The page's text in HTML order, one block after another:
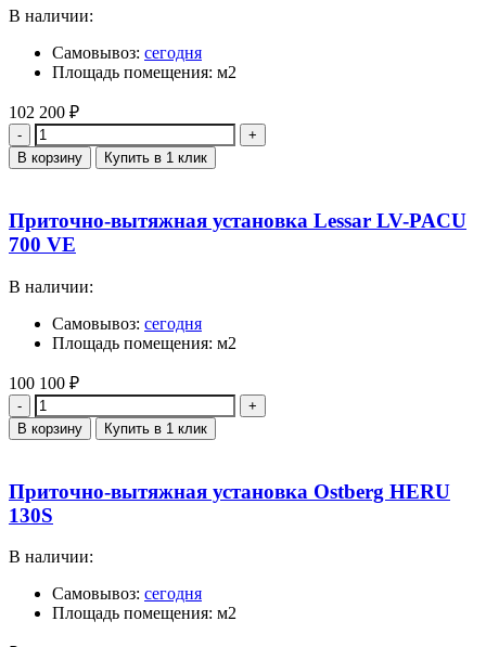
В наличии:
Самовывоз: сегодня
Площадь помещения: м2
102 200 ₽
Количество
В корзину Купить в 1 клик
Приточно-вытяжная установка Lessar LV-PACU
700 VE
В наличии:
Самовывоз: сегодня
Площадь помещения: м2
100 100 ₽
Количество
В корзину Купить в 1 клик
Приточно-вытяжная установка Ostberg HERU
130S
В наличии:
Самовывоз: сегодня
Площадь помещения: м2